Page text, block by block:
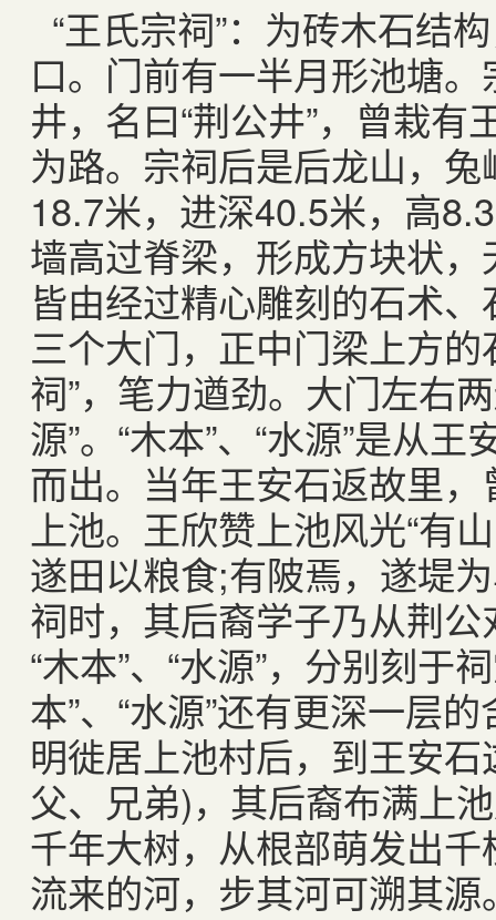
“王氏宗祠”：为砖木石结
口。门前有一半月形池塘
井，名曰“荆公井”，曾栽
为路。宗祠后是后龙山，
18.7米，进深40.5米，高
墙高过脊梁，形成方块状
皆由经过精心雕刻的石术
三个大门，正中门梁上方
祠”，笔力遒劲。大门左右
源”。“木本”、“水源”是从
而出。当年王安石返故里
上池。王欣赞上池风光“有
遂田以粮食;有陂焉，遂堤
祠时，其后裔学子乃从荆
“木本”、“水源”，分别刻于
本”、“水源”还有更深一层
明徙居上池村后，到王安
父、兄弟)，其后裔布满上
千年大树，从根部萌发出
流来的河，步其河可溯其